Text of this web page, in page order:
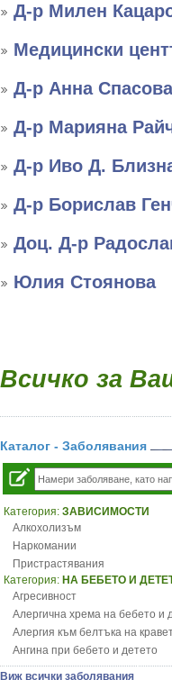
Д-р Милен
Медицински
Д-р Анна Спасова
Д-р Марияна
Д-р Иво Д.
Д-р Борислав
Доц. Д-р
Юлия Стоянова
Всичко за
Каталог - Заболявания
Категория: ЗАВИСИМОСТИ
Алкохолизъм
Наркомании
Пристрастявания
Категория: НА БЕБЕТО И
Агресивност
Алергична хрема на бебето и
Алергия към белтъка на
Ангина при бебето и детето
Анемия при бебето и детето
Виж всички заболявания